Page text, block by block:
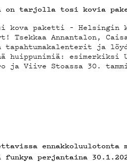
on tarjolla tosi kovia
kova paketti – Helsingin
Tsekkaa Annantalon,
tapahtumakalenterit ja
esimerkiksi
ja Viive Stoassa 30.
perjantaina